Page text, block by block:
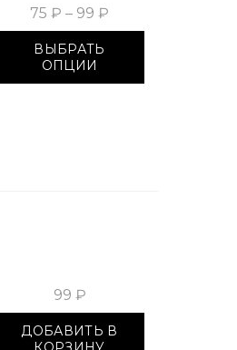
75 ₽ – 99 ₽
ВЫБРАТЬ
ОПЦИИ
99 ₽
ДОБАВИТЬ В